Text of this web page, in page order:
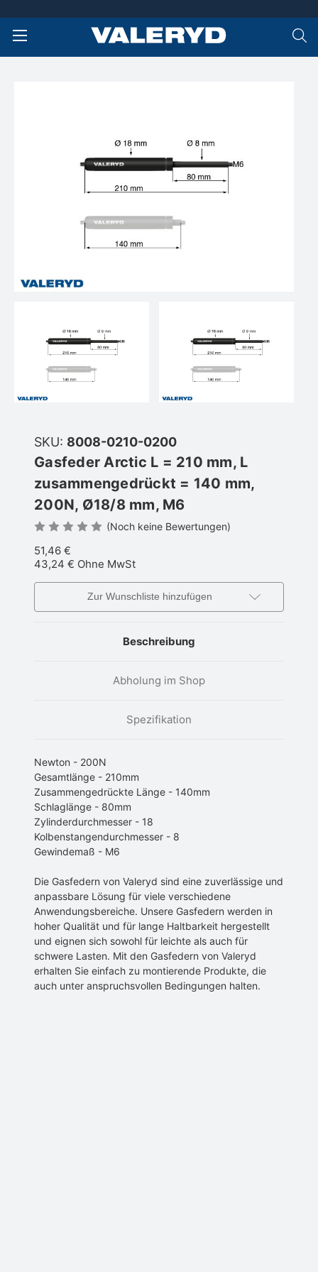
SKU: 8008-0210-0200
Gasfeder Arctic L = 210 mm, L
zusammengedrückt = 140 mm,
200N, Ø18/8 mm, M6
(Noch keine Bewertungen)
51,46 €
43,24 € Ohne MwSt
Zur Wunschliste hinzufügen
Beschreibung
Abholung im Shop
Spezifikation
Newton - 200N
Gesamtlänge - 210mm
Zusammengedrückte Länge - 140mm
Schlaglänge - 80mm
Zylinderdurchmesser - 18
Kolbenstangendurchmesser - 8
Gewindemaß - M6
Die Gasfedern von Valeryd sind eine zuverlässige und
anpassbare Lösung für viele verschiedene
Anwendungsbereiche. Unsere Gasfedern werden in
hoher Qualität und für lange Haltbarkeit hergestellt
und eignen sich sowohl für leichte als auch für
schwere Lasten. Mit den Gasfedern von Valeryd
erhalten Sie einfach zu montierende Produkte, die
auch unter anspruchsvollen Bedingungen halten.